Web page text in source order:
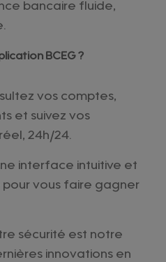
bancaire fluide,
BCEG ?
vos comptes,
et suivez vos
24h/24.
interface intuitive et
vous faire gagner
sécurité est notre
innovations en